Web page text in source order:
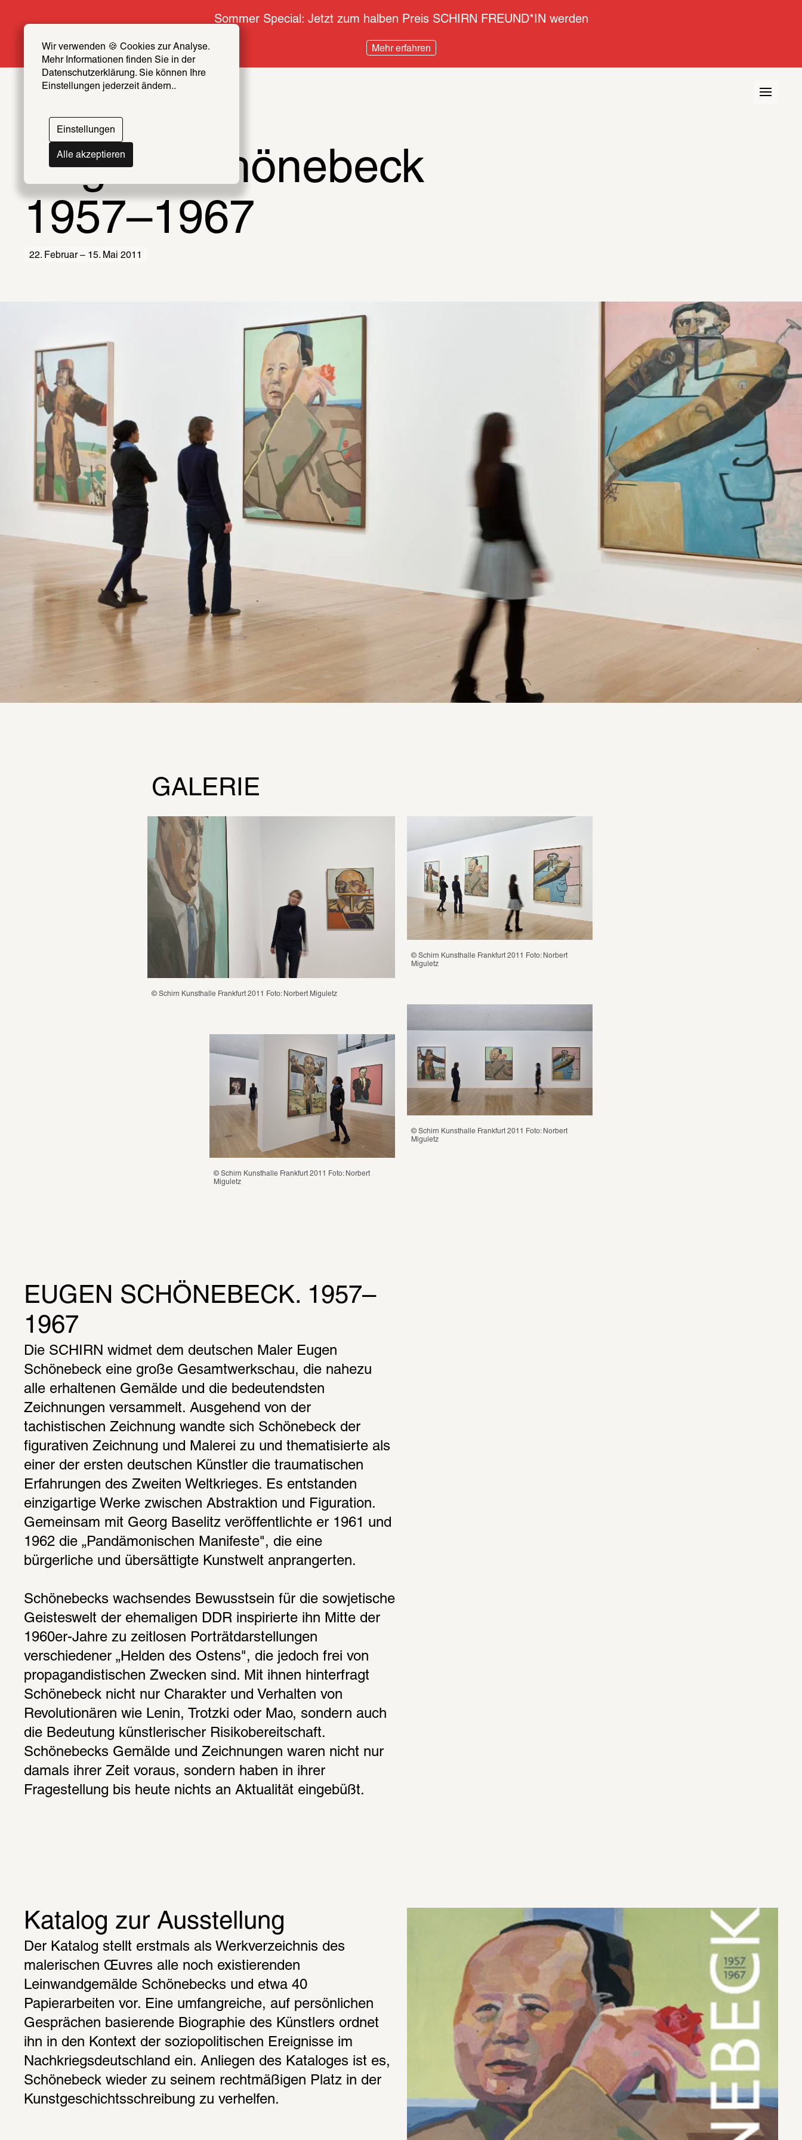
Wir verwenden 🍪 Cookies zur Analyse.
Mehr Informationen finden Sie in der
Datenschutzerklärung. Sie können Ihre
Einstellungen jederzeit ändern..
Einstellungen
Alle akzeptieren
Sommer Special: Jetzt zum halben Preis SCHIRN FREUND*IN werden
Mehr erfahren
Eugen Schönebeck
1957–1967
22. Februar – 15. Mai 2011
GALERIE
© Schirn Kunsthalle Frankfurt 2011 Foto: Norbert Miguletz
© Schirn Kunsthalle Frankfurt 2011 Foto: Norbert
Miguletz
© Schirn Kunsthalle Frankfurt 2011 Foto: Norbert
Miguletz
© Schirn Kunsthalle Frankfurt 2011 Foto: Norbert
Miguletz
EUGEN SCHÖNEBECK. 1957–
1967
Die SCHIRN widmet dem deutschen Maler Eugen
Schönebeck eine große Gesamtwerkschau, die nahezu
alle erhaltenen Gemälde und die bedeutendsten
Zeichnungen versammelt. Ausgehend von der
tachistischen Zeichnung wandte sich Schönebeck der
figurativen Zeichnung und Malerei zu und thematisierte als
einer der ersten deutschen Künstler die traumatischen
Erfahrungen des Zweiten Weltkrieges. Es entstanden
einzigartige Werke zwischen Abstraktion und Figuration.
Gemeinsam mit Georg Baselitz veröffentlichte er 1961 und
1962 die „Pandämonischen Manifeste", die eine
bürgerliche und übersättigte Kunstwelt anprangerten.
Schönebecks wachsendes Bewusstsein für die sowjetische
Geisteswelt der ehemaligen DDR inspirierte ihn Mitte der
1960er-Jahre zu zeitlosen Porträtdarstellungen
verschiedener „Helden des Ostens", die jedoch frei von
propagandistischen Zwecken sind. Mit ihnen hinterfragt
Schönebeck nicht nur Charakter und Verhalten von
Revolutionären wie Lenin, Trotzki oder Mao, sondern auch
die Bedeutung künstlerischer Risikobereitschaft.
Schönebecks Gemälde und Zeichnungen waren nicht nur
damals ihrer Zeit voraus, sondern haben in ihrer
Fragestellung bis heute nichts an Aktualität eingebüßt.
Katalog zur Ausstellung
Der Katalog stellt erstmals als Werkverzeichnis des
malerischen Œuvres alle noch existierenden
Leinwandgemälde Schönebecks und etwa 40
Papierarbeiten vor. Eine umfangreiche, auf persönlichen
Gesprächen basierende Biographie des Künstlers ordnet
ihn in den Kontext der soziopolitischen Ereignisse im
Nachkriegsdeutschland ein. Anliegen des Kataloges ist es,
Schönebeck wieder zu seinem rechtmäßigen Platz in der
Kunstgeschichtsschreibung zu verhelfen.